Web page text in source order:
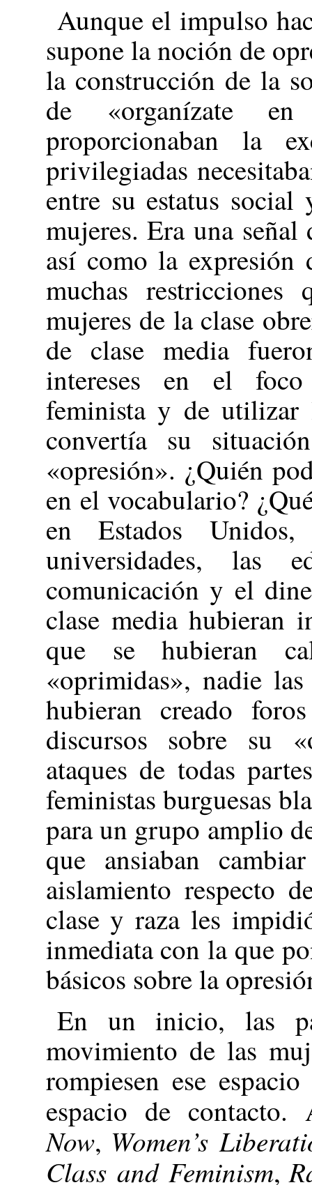
Aunque el impulso
supone la noción de
la construcción de la
de «organízate
proporcionaban la
privilegiadas
entre su estatus
mujeres. Era una
así como la expresión
muchas
mujeres de la clase
de clase media
intereses en el
feminista y de
convertía su
«opresión». ¿Quién
en el vocabulario?
en Estados
universidades, las
comunicación y el
clase media hubieran
que se hubieran
«oprimidas», nadie
hubieran creado
discursos sobre su
ataques de todas
feministas burguesas
para un grupo amplio
que ansiaban
aislamiento respecto
clase y raza les
inmediata con la que
básicos sobre la
En un inicio, las
movimiento de las
rompiesen ese
espacio de
Now, Women’s
Class and Feminism,